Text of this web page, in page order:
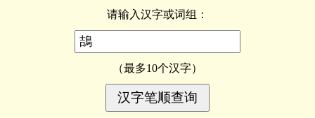
请输入汉字或词组：
（最多10个汉字）